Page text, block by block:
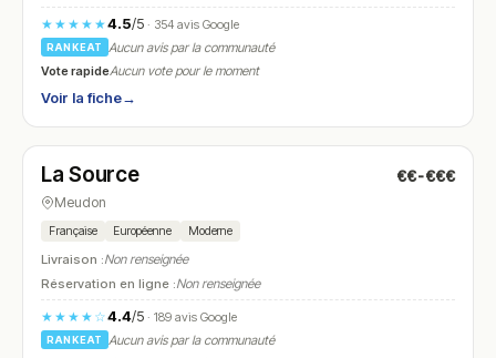
★★★★★4.5/5· 354 avis Google
RANKEAT
Aucun avis par la communauté
Vote rapideAucun vote pour le moment
Voir la fiche→
N° 12
La Source €€-€€€
Meudon
Française Européenne Moderne
Livraison :Non renseignée
Réservation en ligne :Non renseignée
★★★★☆4.4/5· 189 avis Google
RANKEAT
Aucun avis par la communauté